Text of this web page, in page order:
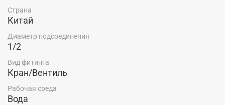
(тефлон), EPDM. Рукоятка – стальная, с эпоксидным
покрытием. Номинальное давление – 16 бар. Средний
полный ресурс задвижки – 8 тыс. циклов.
Страна
Китай
Диаметр подсоединения
1/2
Вид фитинга
Кран/Вентиль
Рабочая среда
Вода